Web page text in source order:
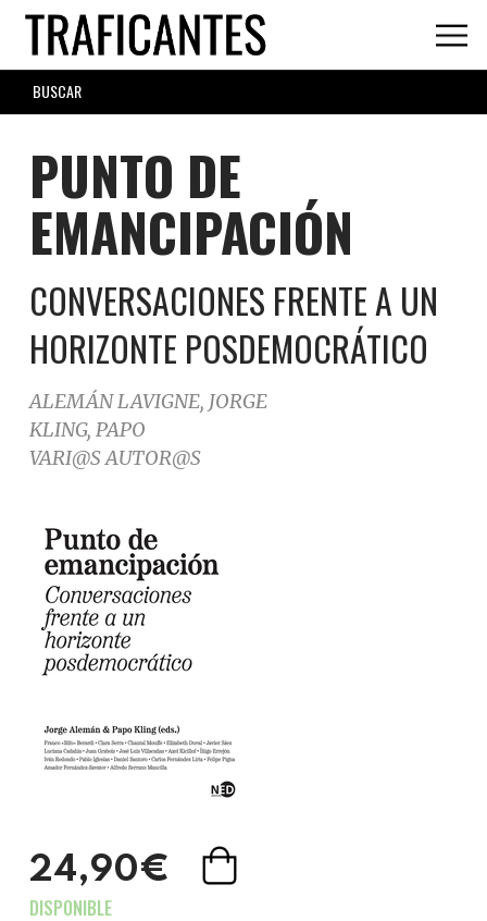
Skip
main
content
SEARCH
FORM
PUNTO DE
EMANCIPACIÓN
CONVERSACIONES FRENTE A UN
HORIZONTE POSDEMOCRÁTICO
ALEMÁN LAVIGNE, JORGE
KLING, PAPO
VARI@S AUTOR@S
24,90€